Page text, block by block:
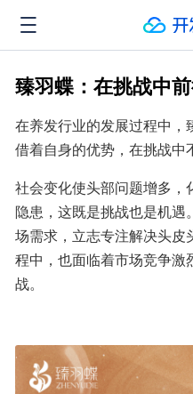
臻羽蝶：在挑战中
在养发行业的发展过程中
借着自身的优势，在挑战中
社会变化使头部问题增多
隐患，这既是挑战也是机
场需求，立志专注解决头皮
程中，也面临着市场竞争
战。